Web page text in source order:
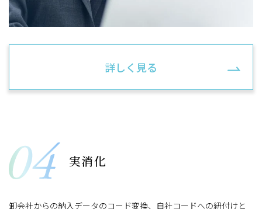
詳しく見る
実消化
卸会社からの納入データのコード変換、自社コードへの紐付けと